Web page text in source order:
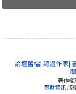
論壇舊檔| 認證作家|
著作權
聚財資訊版